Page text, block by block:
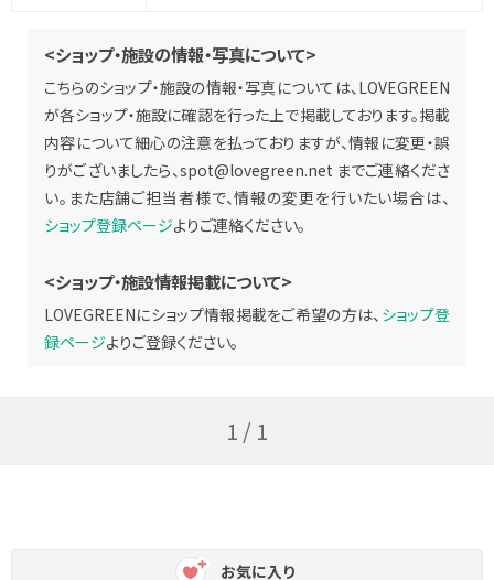
<ショップ・施設の情報・写真について>
こちらのショップ・施設の情報・写真については、LOVEGREEN
が各ショップ・施設に確認を行った上で掲載しております。掲載
内容について細心の注意を払っておりますが、情報に変更・誤
りがございましたら、spot@lovegreen.net までご連絡くださ
い。また店舗ご担当者様で、情報の変更を行いたい場合は、
ショップ登録ページよりご連絡ください。
<ショップ・施設情報掲載について>
LOVEGREENにショップ情報掲載をご希望の方は、 ショップ登
録ページよりご登録ください。
1 / 1
お気に入り